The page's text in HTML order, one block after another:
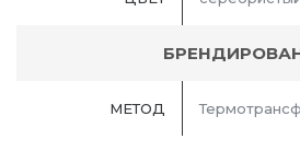
МЕТОД